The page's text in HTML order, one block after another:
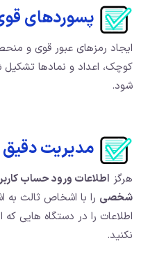
پسوردهای
ایجاد رمزهای عبور قوی و
کوچک، اعداد و نمادها تشکیل
شود.
مدیریت
هرگز اطلاعات ورود حساب
شخصی را با اشخاص ثالث به
اطلاعات را در دستگاه هایی
نکنید.